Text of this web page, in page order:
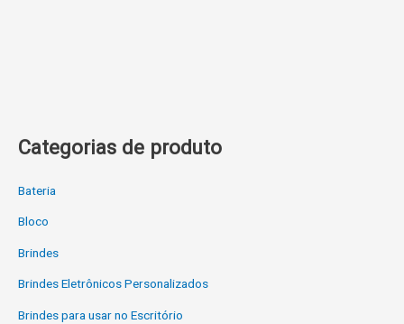
Categorias de produto
Bateria
Bloco
Brindes
Brindes Eletrônicos Personalizados
Brindes para usar no Escritório